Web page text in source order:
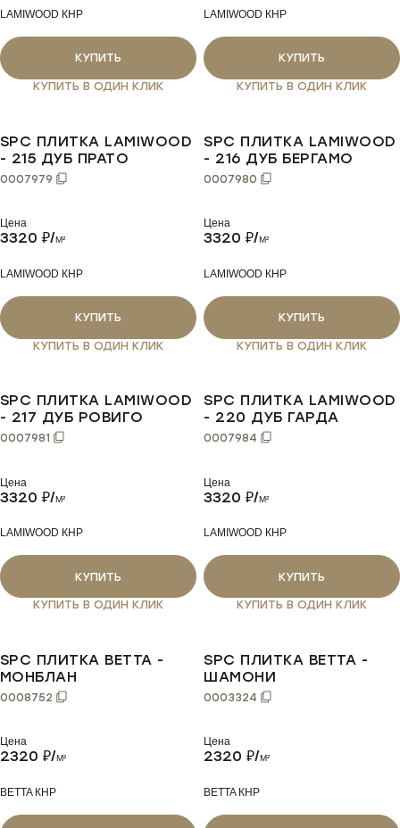
LAMIWOOD КНР
КУПИТЬ
КУПИТЬ В ОДИН КЛИК
LAMIWOOD КНР
КУПИТЬ
КУПИТЬ В ОДИН КЛИК
SPC ПЛИТКА LAMIWOOD
- 215 ДУБ ПРАТО
0007979
Цена
3320 ₽/M²
LAMIWOOD КНР
КУПИТЬ
КУПИТЬ В ОДИН КЛИК
SPC ПЛИТКА LAMIWOOD
- 216 ДУБ БЕРГАМО
0007980
Цена
3320 ₽/M²
LAMIWOOD КНР
КУПИТЬ
КУПИТЬ В ОДИН КЛИК
SPC ПЛИТКА LAMIWOOD
- 217 ДУБ РОВИГО
0007981
Цена
3320 ₽/M²
LAMIWOOD КНР
КУПИТЬ
КУПИТЬ В ОДИН КЛИК
SPC ПЛИТКА LAMIWOOD
- 220 ДУБ ГАРДА
0007984
Цена
3320 ₽/M²
LAMIWOOD КНР
КУПИТЬ
КУПИТЬ В ОДИН КЛИК
SPC ПЛИТКА BETTA -
МОНБЛАН
0008752
Цена
2320 ₽/M²
BETTA КНР
SPC ПЛИТКА BETTA -
ШАМОНИ
0003324
Цена
2320 ₽/M²
BETTA КНР